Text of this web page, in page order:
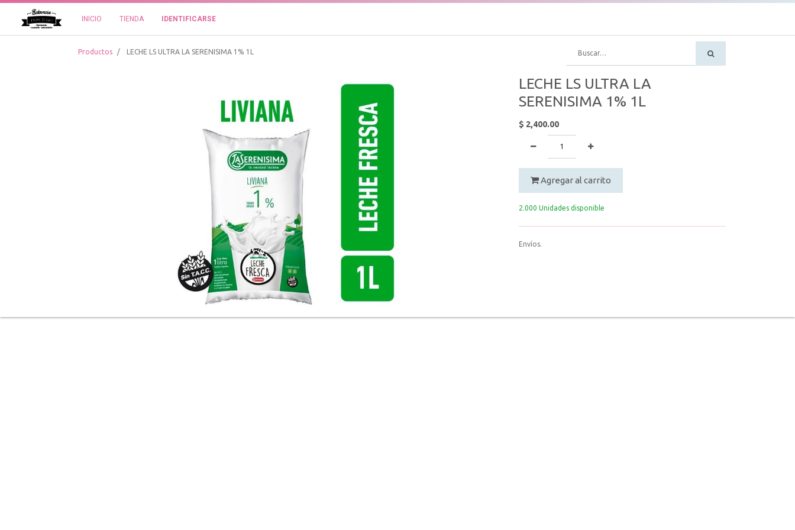
INICIO TIENDA IDENTIFICARSE
Productos LECHE LS ULTRA LA SERENISIMA 1% 1L
LECHE LS ULTRA LA
SERENISIMA 1% 1L
$ 2,400.00
Agregar al carrito
2.000 Unidades disponible
Envíos.